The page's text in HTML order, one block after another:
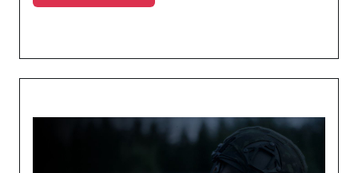
jasně dává najevo, že je to záležitost, kterou musí